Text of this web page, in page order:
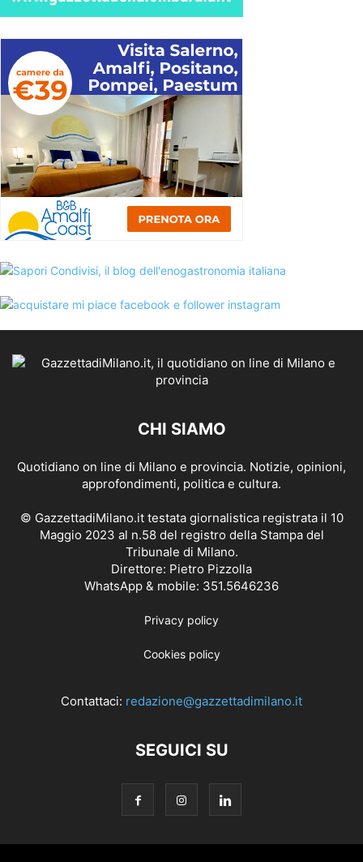
CHI SIAMO
Quotidiano on line di Milano e provincia. Notizie, opinioni,
approfondimenti, politica e cultura.
© GazzettadiMilano.it testata giornalistica registrata il 10
Maggio 2023 al n.58 del registro della Stampa del
Tribunale di Milano.
Direttore: Pietro Pizzolla
WhatsApp & mobile: 351.5646236
Privacy policy
Cookies policy
Contattaci: redazione@gazzettadimilano.it
SEGUICI SU